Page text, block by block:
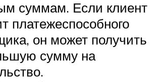
суммам. Если клиент
платежеспособного
он может получить
сумму на